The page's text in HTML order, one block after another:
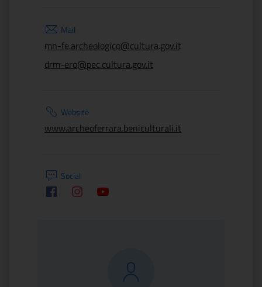
Mail
mn-fe.archeologico@cultura.gov.it
drm-ero@pec.cultura.gov.it
Website
www.archeoferrara.beniculturali.it
Social
FacebookInstagramYoutube